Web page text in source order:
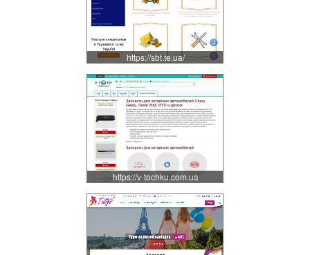
https://sbt.te.ua/
https://v-tochku.com.ua